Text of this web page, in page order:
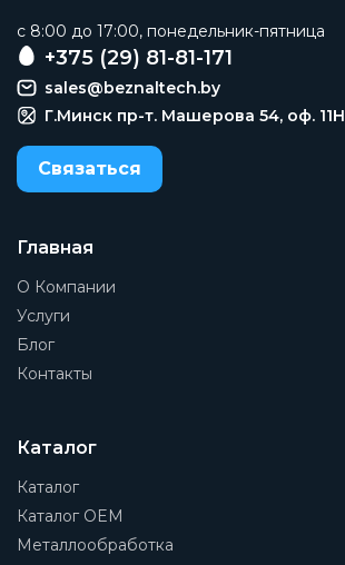
c 8:00 до 17:00, понедельник-пятница
+375 (29) 81-81-171
sales@beznaltech.by
Г.Минск пр-т. Машерова 54, оф. 11H
Связаться
Главная
О Компании
Услуги
Блог
Контакты
Каталог
Каталог
Каталог OEM
Металлообработка